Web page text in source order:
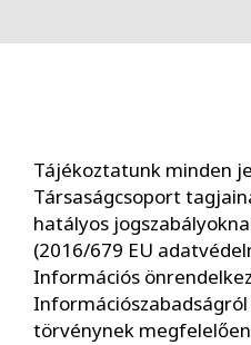
Tájékoztatunk minden
Társaságcsoport
hatályos
(2016/679 EU
Információs
Információszabadságról
törvénynek